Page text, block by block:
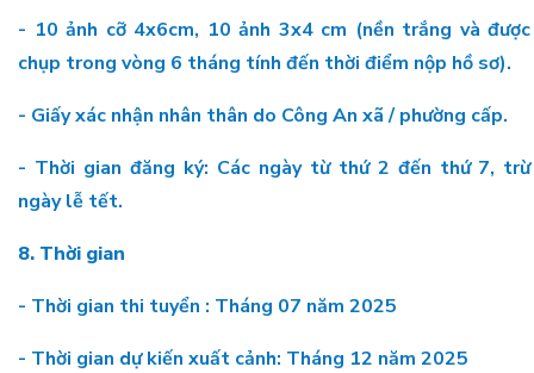
- 10 ảnh cỡ 4x6cm, 10 ảnh 3x4 cm (nền trắng và được
chụp trong vòng 6 tháng tính đến thời điểm nộp hồ sơ).
- Giấy xác nhận nhân thân do Công An xã / phường cấp.
- Thời gian đăng ký: Các ngày từ thứ 2 đến thứ 7, trừ
ngày lễ tết.
8. Thời gian
- Thời gian thi tuyển : Tháng 07 năm 2025
- Thời gian dự kiến xuất cảnh: Tháng 12 năm 2025